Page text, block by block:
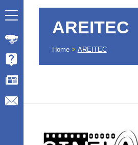
AREITEC
Home > AREITEC